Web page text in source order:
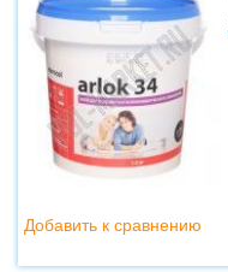
Добавить к сравнению